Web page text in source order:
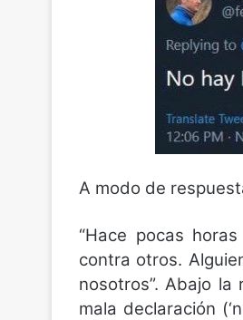
A modo de
“Hace pocas
contra otros.
nosotros”. Abajo la
mala declaración